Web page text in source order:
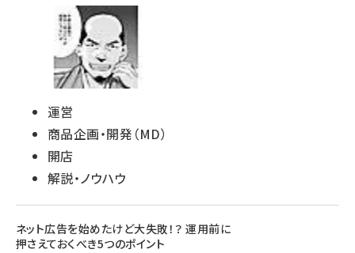
運営
商品企画・開発（MD）
開店
解説・ノウハウ
ネット広告を始めたけど大失敗！？ 運用前に
押さえておくべき5つのポイント